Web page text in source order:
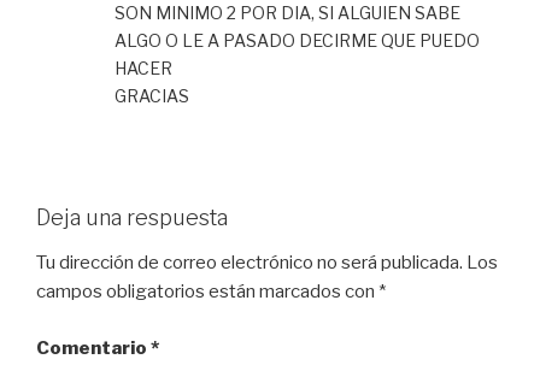
SON MINIMO 2 POR DIA, SI ALGUIEN SABE
ALGO O LE A PASADO DECIRME QUE PUEDO
HACER
GRACIAS
Deja una respuesta
Tu dirección de correo electrónico no será publicada. Los
campos obligatorios están marcados con *
Comentario *